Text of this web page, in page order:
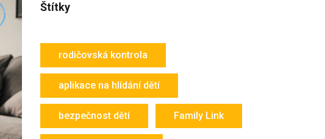
Štítky
rodičovská kontrola
aplikace na hlídání dětí
bezpečnost dětí Family Link